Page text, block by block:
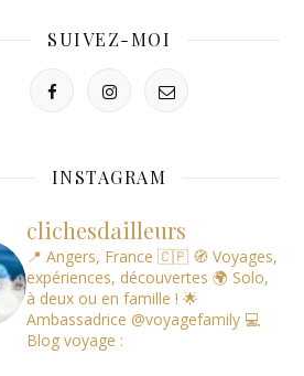
SUIVEZ-MOI
INSTAGRAM
clichesdailleurs
📍 Angers, France 🇨🇵 🧭 Voyages,
expériences, découvertes 🌍 Solo,
à deux ou en famille ! 🌟
Ambassadrice @voyagefamily 💻
Blog voyage :